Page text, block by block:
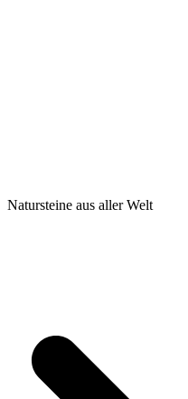
Natursteine aus aller Welt